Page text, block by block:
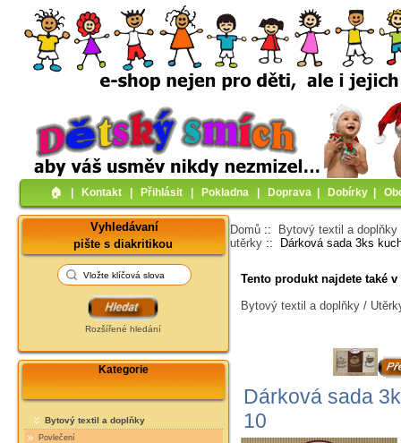
🏠︎ Kontakt Přihlásit Pokladna Doprava Dobírky
Vyhledávaní
pište s diakritikou
Rozšířené hledání
Kategorie
Bytový textil a doplňky
Povlečení
Domů :: Bytový textil a doplňky
utěrky :: Dárková sada 3ks
Tento produkt najdete také
Bytový textil a doplňky /
Dárková sada
10